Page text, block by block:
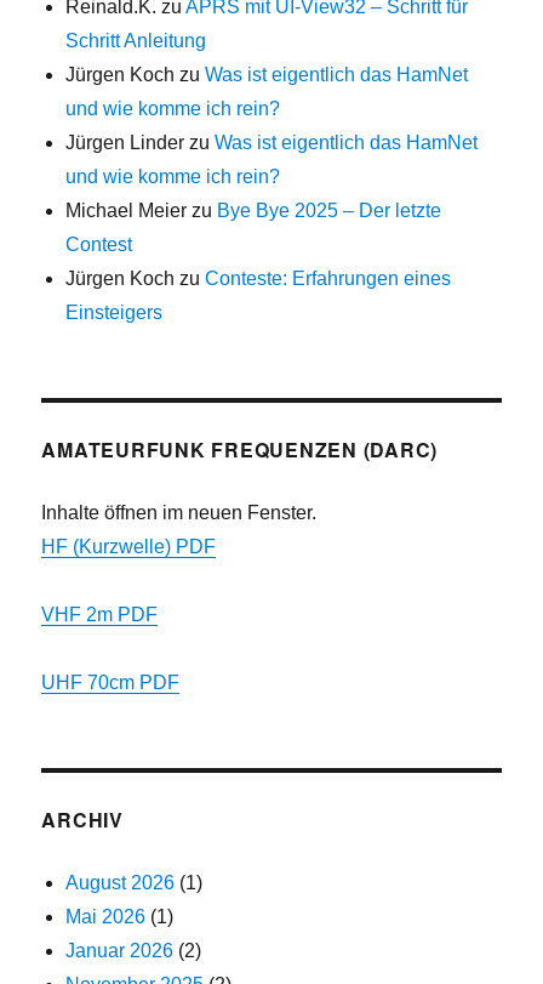
Reinald.K. zuAPRS mit UI-View32 – Schritt für
Schritt Anleitung
Jürgen Koch zuWas ist eigentlich das HamNet
und wie komme ich rein?
Jürgen Linder zuWas ist eigentlich das HamNet
und wie komme ich rein?
Michael Meier zu Bye Bye 2025 – Der letzte
Contest
Jürgen Koch zuConteste: Erfahrungen eines
Einsteigers
AMATEURFUNK FREQUENZEN (DARC)
Inhalte öffnen im neuen Fenster.
HF (Kurzwelle) PDF
VHF 2m PDF
UHF 70cm PDF
ARCHIV
August 2026 (1)
Mai 2026 (1)
Januar 2026 (2)